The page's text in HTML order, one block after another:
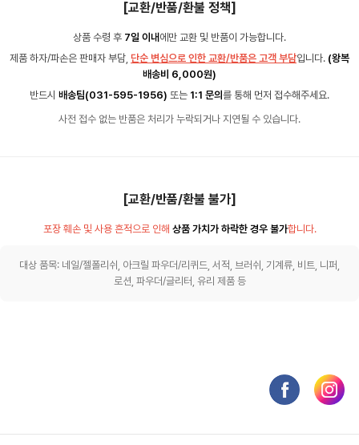
[교환/반품/환불 정책]
상품 수령 후 7일 이내 에만 교환 및 반품이 가능합니다.
제품 하자/파손은 판매자 부담, 단순 변심으로 인한 교환/반품은 고객 부담입니다. (왕복
배송비 6,000원)
반드시 배송팀(031-595-1956) 또는 1:1 문의 를 통해 먼저 접수해주세요.
사전 접수 없는 반품은 처리가 누락되거나 지연될 수 있습니다.
[교환/반품/환불 불가]
포장 훼손 및 사용 흔적으로 인해 상품 가치가 하락한 경우 불가합니다.
대상 품목: 네일/젤폴리쉬, 아크릴 파우더/리퀴드, 서적, 브러쉬, 기계류, 비트, 니퍼,
로션, 파우더/글리터, 유리 제품 등